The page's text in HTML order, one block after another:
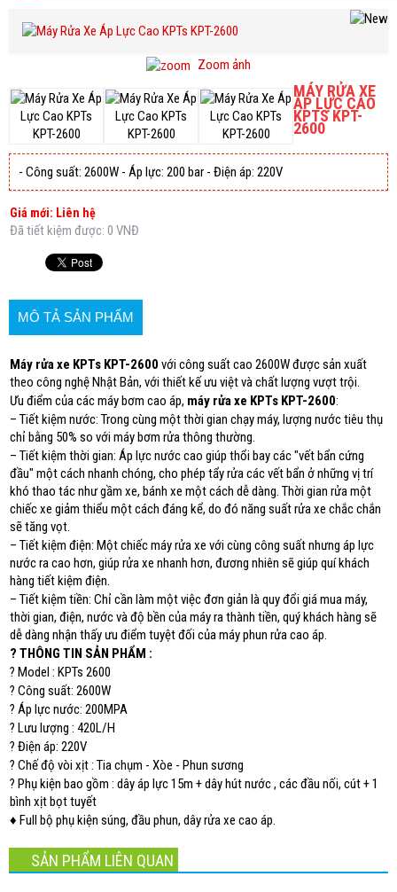
Zoom ảnh
MÁY RỬA XE
ÁP LỰC CAO
KPTS KPT-
2600
- Công suất: 2600W - Áp lực: 200 bar - Điện áp: 220V
Giá mới: Liên hệ
Đã tiết kiệm được: 0 VNĐ
MÔ TẢ SẢN PHẨM
Máy rửa xe KPTs KPT-2600 với công suất cao 2600W được sản xuất
theo công nghệ Nhật Bản, với thiết kế ưu việt và chất lượng vượt trội.
Ưu điểm của các máy bơm cao áp, máy rửa xe KPTs KPT-2600:
– Tiết kiệm nước: Trong cùng một thời gian chạy máy, lượng nước tiêu thụ
chỉ bằng 50% so với máy bơm rửa thông thường.
– Tiết kiệm thời gian: Áp lực nước cao giúp thổi bay các "vết bẩn cứng
đầu" một cách nhanh chóng, cho phép tẩy rửa các vết bẩn ở những vị trí
khó thao tác như gầm xe, bánh xe một cách dễ dàng. Thời gian rửa một
chiếc xe giảm thiểu một cách đáng kể, do đó năng suất rửa xe chắc chắn
sẽ tăng vọt.
– Tiết kiệm điện: Một chiếc máy rửa xe với cùng công suất nhưng áp lực
nước ra cao hơn, giúp rửa xe nhanh hơn, đương nhiên sẽ giúp quí khách
hàng tiết kiệm điện.
– Tiết kiệm tiền: Chỉ cần làm một việc đơn giản là quy đổi giá mua máy,
thời gian, điện, nước và độ bền của máy ra thành tiền, quý khách hàng sẽ
dễ dàng nhận thấy ưu điểm tuyệt đối của máy phun rửa cao áp.
? THÔNG TIN SẢN PHẨM : ️
?️ Model : KPTs 2600 ️
?️ Công suất: 2600W
?️ Áp lực nước: 200MPA ️
?️ Lưu lượng : 420L/H ️
?️ Điện áp: 220V ️
?️ Chế độ vòi xịt : Tia chụm - Xòe - Phun sương ️
?️ Phụ kiện bao gồm : dây áp lực 15m + dây hút nước , các đầu nối, cút + 1
bình xịt bọt tuyết
♦️ Full bộ phụ kiện súng, đầu phun, dây rửa xe cao áp.
SẢN PHẨM LIÊN QUAN